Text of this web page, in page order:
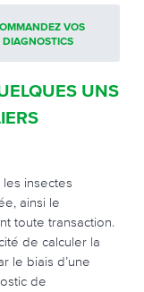
VOS
DIAGNOSTICS
UNS
insectes
ainsi le
toute transaction.
de calculer la
le biais d’une
de